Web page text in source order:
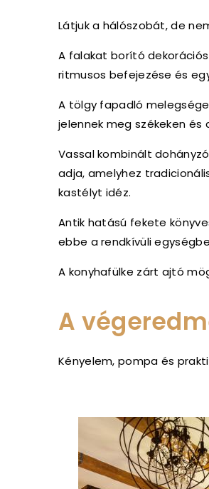
Látjuk a hálószobát, de
A falakat borító
ritmusos befejezése és
A tölgy fapadló
jelennek meg székeken és
Vassal kombinált
adja, amelyhez
kastélyt idéz.
Antik hatású fekete
ebbe a rendkívüli
A konyhafülke zárt ajtó
A
Kényelem, pompa és